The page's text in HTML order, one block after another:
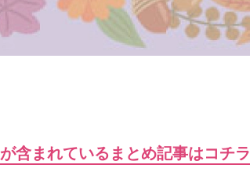
含まれているまとめ記事はコチラ